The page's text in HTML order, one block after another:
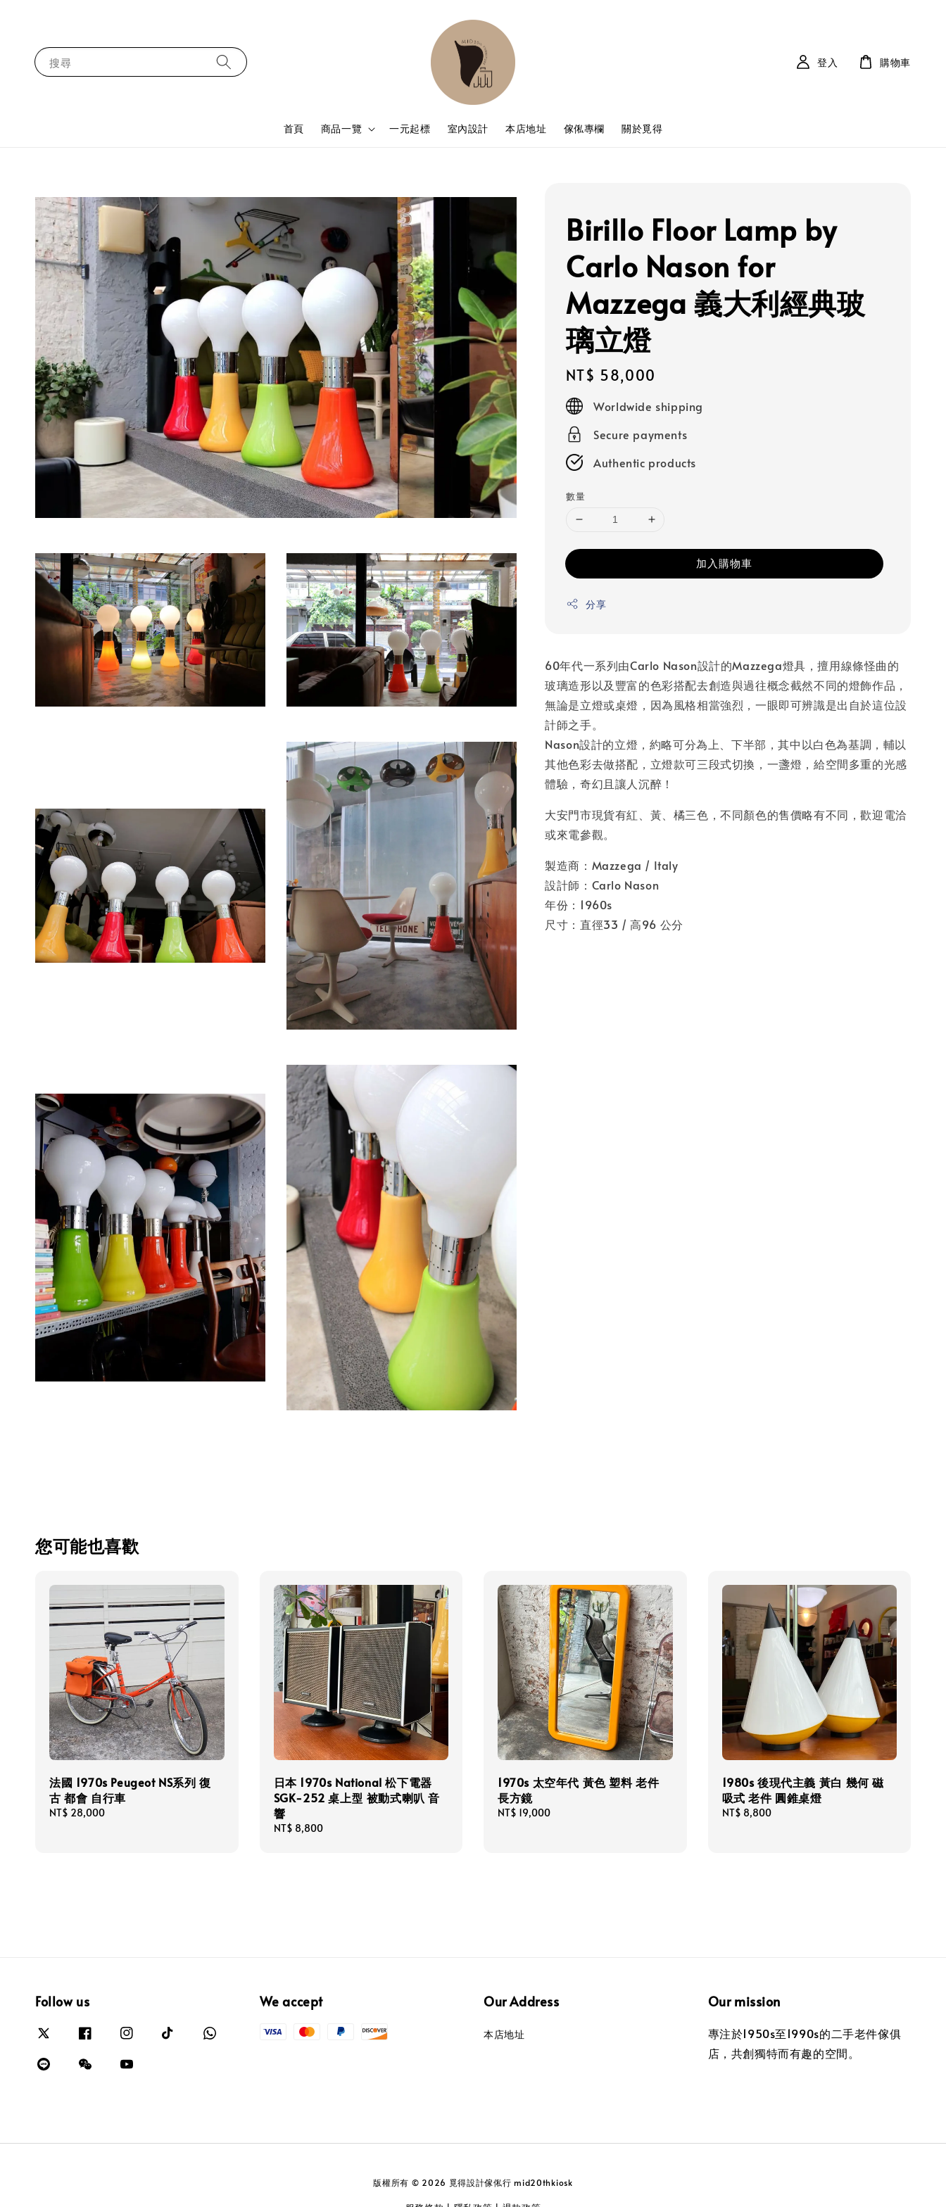
搜尋
首頁 商品一覽 一元起標 室內設計 本店地址 傢俬專欄 關於覓得
登入 購物車
Birillo Floor Lamp by
Carlo Nason for
Mazzega 義大利經典玻
璃立燈
Regular
price
NT$ 58,000
Worldwide shipping
Secure payments
Authentic products
數量
加入購物車
分享
60年代一系列由Carlo Nason設計的Mazzega燈具，擅用線條怪曲的
玻璃造形以及豐富的色彩搭配去創造與過往概念截然不同的燈飾作品，
無論是立燈或桌燈，因為風格相當強烈，一眼即可辨識是出自於這位設
計師之手。
Nason設計的立燈，約略可分為上、下半部，其中以白色為基調，輔以
其他色彩去做搭配，立燈款可三段式切換，一盞燈，給空間多重的光感
體驗，奇幻且讓人沉醉！
大安門市現貨有紅、黃、橘三色，不同顏色的售價略有不同，歡迎電洽
或來電參觀。
製造商：Mazzega / Italy
設計師：Carlo Nason
年份：1960s
尺寸：直徑33 / 高96 公分
您可能也喜歡
法國 1970s Peugeot NS系列 復
古 都會 自行車
Regular
NT$ 28,000
日本 1970s National 松下電器
SGK-252 桌上型 被動式喇叭 音
響
Regular
NT$ 8,800
1970s 太空年代 黃色 塑料 老件
長方鏡
Regular
NT$ 19,000
1980s 後現代主義 黃白 幾何 磁
吸式 老件 圓錐桌燈
Regular
NT$ 8,800
Follow us We accept Our Address
本店地址
Our mission
專注於1950s至1990s的二手老件傢俱
店，共創獨特而有趣的空間。
版權所有 © 2026 覓得設計傢俬行 mid20thkiosk